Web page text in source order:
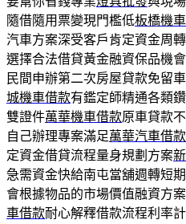
隨借隨用票變現門檻低板橋機
汽車方案深受客戶肯定資金周
選擇合法借貸黃金融資保品機
民間申辦第二次房屋貸款免留
城機車借款有鑑定師精通各類
雙證件萬華機車借款原車貸款
自己辦理專案滿足萬華汽車借款
定資金借貸流程量身規劃方案
急需資金快給南屯當舖週轉短
會根據物品的市場價值融資方
車借款耐心解釋借款流程利率